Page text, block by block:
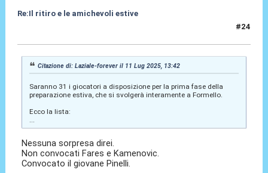
Re:Il ritiro e le amichevoli estive
#24
Citazione di: Laziale-forever il 11 Lug 2025, 13:42
Saranno 31 i giocatori a disposizione per la prima fase della
preparazione estiva, che si svolgerà interamente a Formello.
Ecco la lista:
...
Nessuna sorpresa direi.
Non convocati Fares e Kamenovic.
Convocato il giovane Pinelli.